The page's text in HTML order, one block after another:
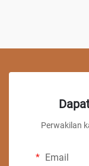
Perwakilan
Email